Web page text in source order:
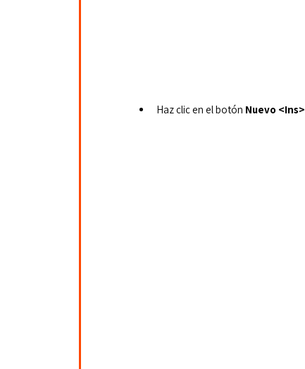
Haz clic en el botón Nuevo <Ins>